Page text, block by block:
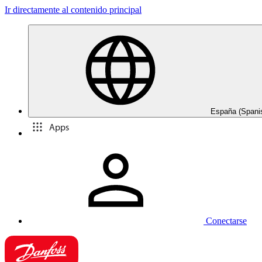
Ir directamente al contenido principal
España
Apps
Conectarse